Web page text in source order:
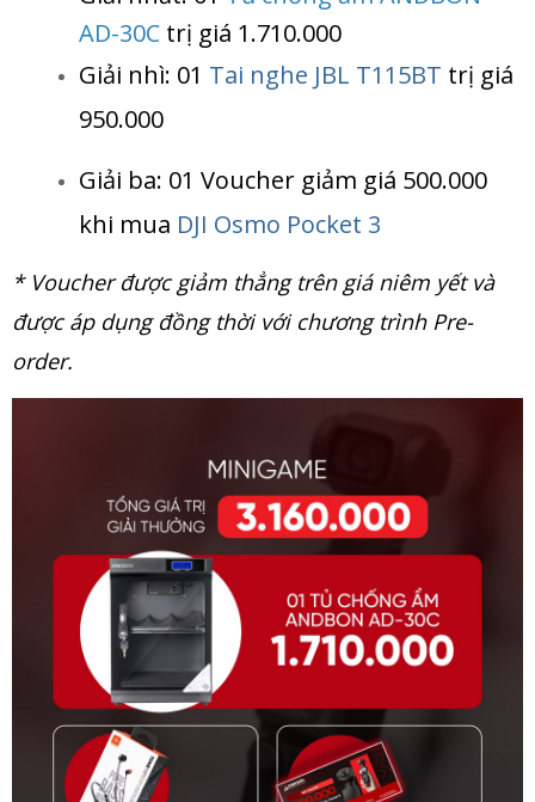
AD-30C trị giá 1.710.000
Giải nhì: 01 Tai nghe JBL T115BT trị giá
950.000
Giải ba: 01 Voucher giảm giá 500.000
khi mua DJI Osmo Pocket 3
* Voucher được giảm thẳng trên giá niêm yết và
được áp dụng đồng thời với chương trình Pre-
order.